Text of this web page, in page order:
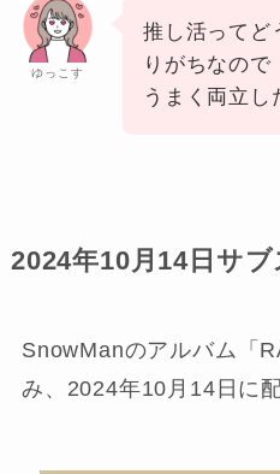
ゆっこす
推し活ってど
りがちなので
うまく両立し
2024年10月14日サブ
SnowManのアルバム「
み、2024年10月14日に